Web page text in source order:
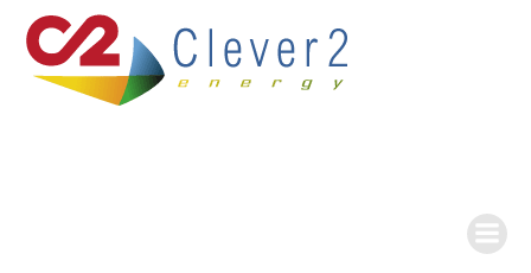
naar
de
inhoud